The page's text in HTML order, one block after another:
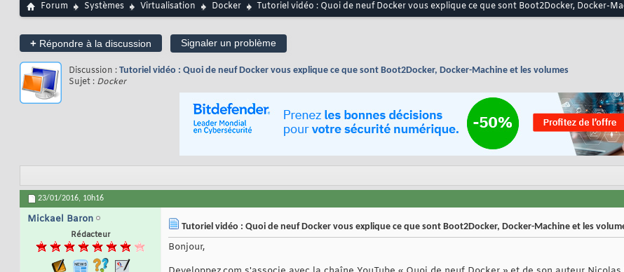
Forum Systèmes Virtualisation Docker Tutoriel vidéo : Quoi de neuf Docker vous explique ce que sont Boot2Docker, Docker-
+ Répondre à la discussion Signaler un problème
Discussion : Tutoriel vidéo : Quoi de neuf Docker vous explique ce que sont Boot2Docker, Docker-Machine et les volumes
Sujet : Docker
23/01/2016, 10h16
Mickael Baron
Rédacteur
Tutoriel vidéo : Quoi de neuf Docker vous explique ce que sont Boot2Docker, Docker-Machine et les
Bonjour,